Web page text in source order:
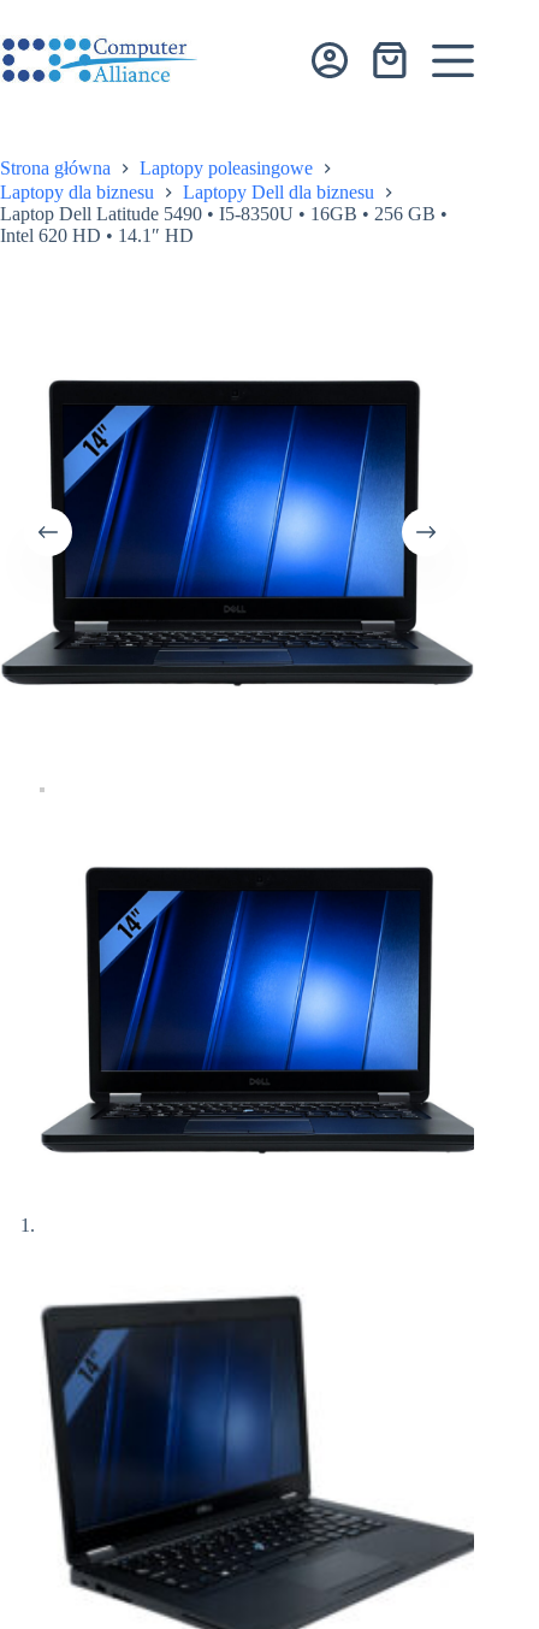
treści
Koszyk
Strona główna
Laptopy poleasingowe
Laptopy dla biznesu
Laptopy Dell dla biznesu
Laptop Dell Latitude 5490 • I5-8350U • 16GB • 256 GB •
Intel 620 HD • 14.1″ HD